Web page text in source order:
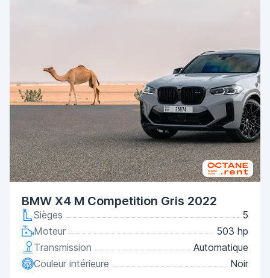
BMW X4 M Competition Gris 2022
Sièges
5
Moteur
503 hp
Transmission
Automatique
Couleur intérieure
Noir